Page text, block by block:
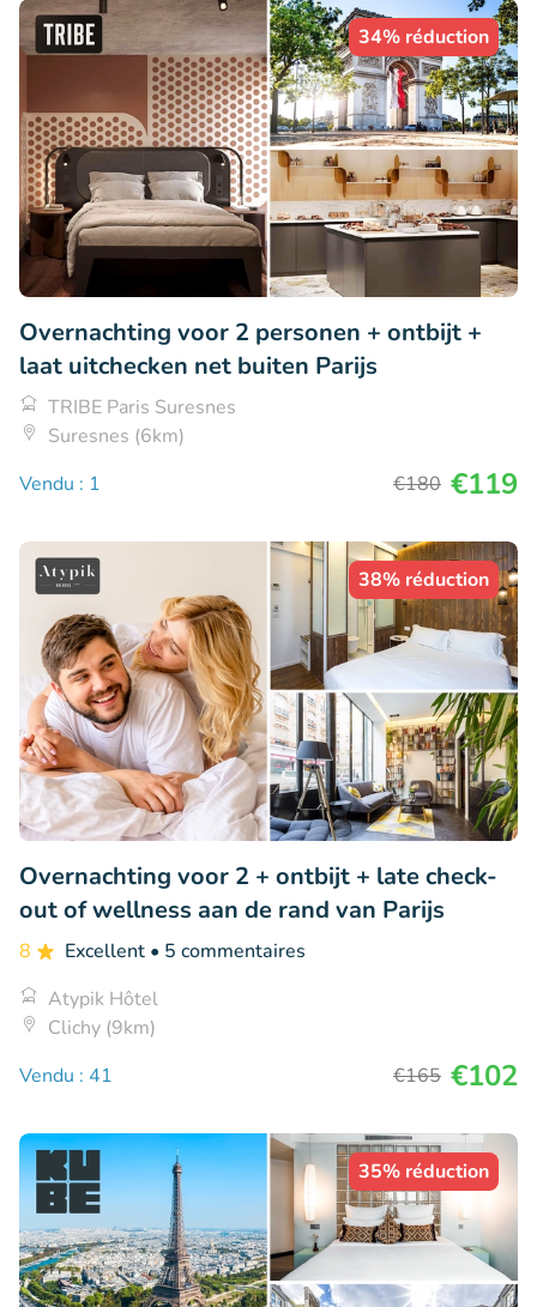
34% réduction
Overnachting voor 2 personen + ontbijt +
laat uitchecken net buiten Parijs
TRIBE Paris Suresnes
Suresnes (6km)
Vendu : 1
€180 €119
38% réduction
Overnachting voor 2 + ontbijt + late check-
out of wellness aan de rand van Parijs
8 Excellent • 5 commentaires
Atypik Hôtel
Clichy (9km)
Vendu : 41
€165 €102
35% réduction